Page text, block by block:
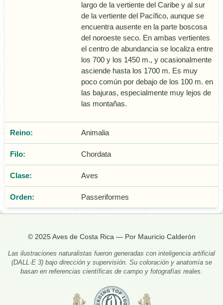
largo de la vertiente del Caribe y al sur
de la vertiente del Pacífico, aunque se
encuentra ausente en la parte boscosa
del noroeste seco. En ambas vertientes
el centro de abundancia se localiza entre
los 700 y los 1450 m., y ocasionalmente
asciende hasta los 1700 m. Es muy
poco común por debajo de los 100 m. en
las bajuras, especialmente muy lejos de
las montañas.
Reino: Animalia
Filo: Chordata
Clase: Aves
Orden: Passeriformes
© 2025 Aves de Costa Rica — Por Mauricio Calderón
Las ilustraciones naturalistas fueron generadas con inteligencia artificial
(DALL·E 3) bajo dirección y supervisión. Su coloración y anatomía se
basan en referencias científicas de campo y fotografías reales.